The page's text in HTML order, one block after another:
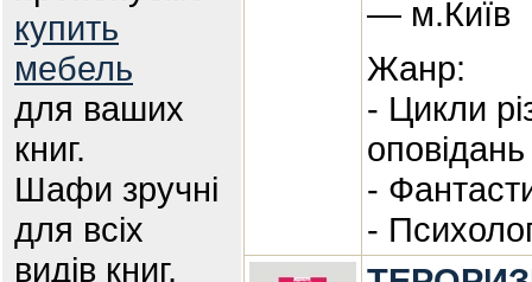
купить
мебель
для ваших
книг.
Шафи зручні
для всіх
видів книг,
— м.Київ
Жанр:
- Цикли
оповідань
-
-